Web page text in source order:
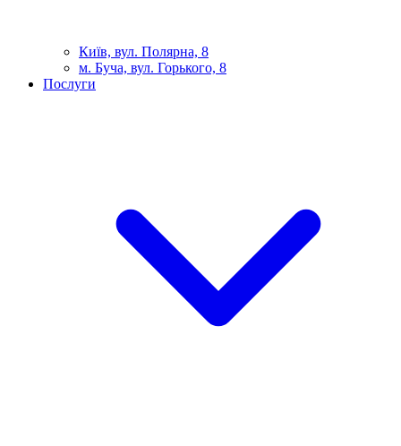
Київ, вул. Полярна, 8
м. Буча, вул. Горького, 8
Послуги